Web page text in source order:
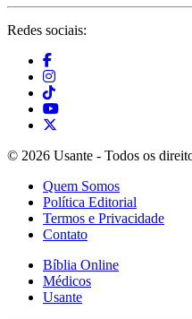
Redes sociais:
© 2026 Usante - Todos os
Quem Somos
Política Editorial
Termos e Privacidade
Contato
Bíblia Online
Médicos
Usante